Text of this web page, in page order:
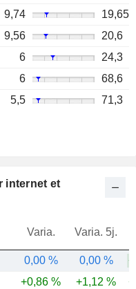
9,74
19,65
9,56
20,6
6
24,3
6
68,6
5,5 71,3
internet et
Varia. Varia. 5j.
0,00 % 0,00 %
+0,86 % +1,12 %